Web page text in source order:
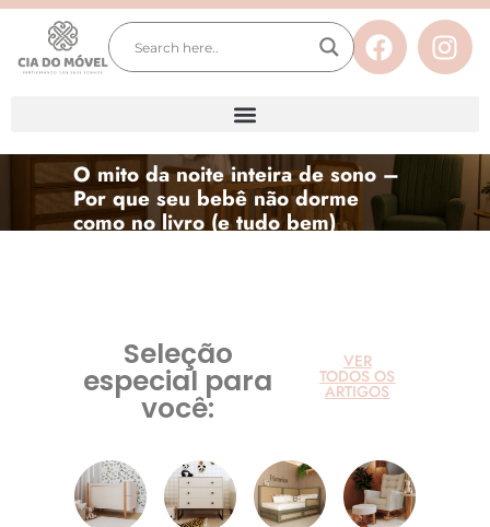
O mito da noite inteira de sono –
Por que seu bebê não dorme
como no livro (e tudo bem)
Seleção
especial para
você:
VER
TODOS OS
ARTIGOS